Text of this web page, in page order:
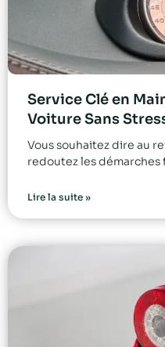
Service Clé en
Voiture Sans
Vous souhaitez dire au
redoutez les démarches
Lire la suite »